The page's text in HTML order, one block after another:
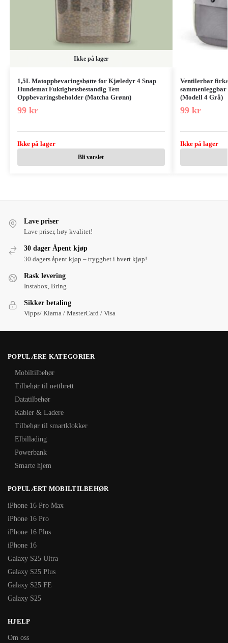
Ikke på lager
1,5L Matoppbevaringsbøtte for Kjæledyr 4 Snap
Hundemat Fuktighetsbestandig Tett
Oppbevaringsbeholder (Matcha Grønn)
99 kr
Ikke på lager
Bli varslet
Ventilerbar
(Modell 4 Grå)
99 kr
Ikke på lager
Lave priser
Lave priser, høy kvalitet!
30 dager Åpent kjøp
30 dagers åpent kjøp – trygghet i hvert kjøp!
Rask levering
Instabox, Bring
Sikker betaling
Vipps/ Klarna / MasterCard / Visa
POPULÆRE KATEGORIER
Mobiltilbehør
Tilbehør til nettbrett
Datatilbehør
Kabler & Ladere
Tilbehør til smartklokker
Elbillading
Powerbank
Smarte hjem
POPULÆRT MOBILTILBEHØR
iPhone 16 Pro Max
iPhone 16 Pro
iPhone 16 Plus
iPhone 16
Galaxy S25 Ultra
Galaxy S25 Plus
Galaxy S25 FE
Galaxy S25
HJELP
Om oss